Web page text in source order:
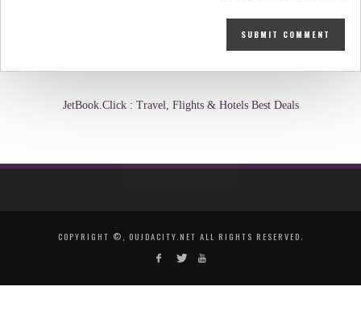
JetBook.Click : Travel, Flights & Hotels Best Deals
COPYRIGHT ©, OUJDACITY.NET ALL RIGHTS RESERVED.